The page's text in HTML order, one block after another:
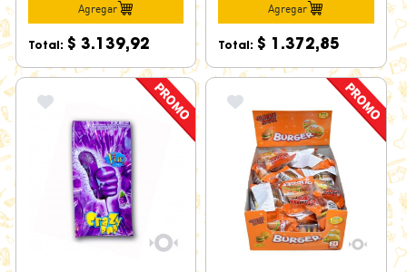
Agregar
Total: $ 3.139,92
Agregar
Total: $ 1.372,85